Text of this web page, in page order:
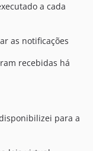
a cada
as notificações
recebidas há
para a